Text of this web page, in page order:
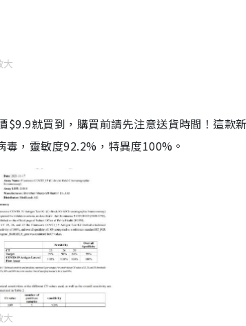
大
就買到，購買前請先注意送貨時間！這款
，靈敏度92.2%，特異度100%。
大